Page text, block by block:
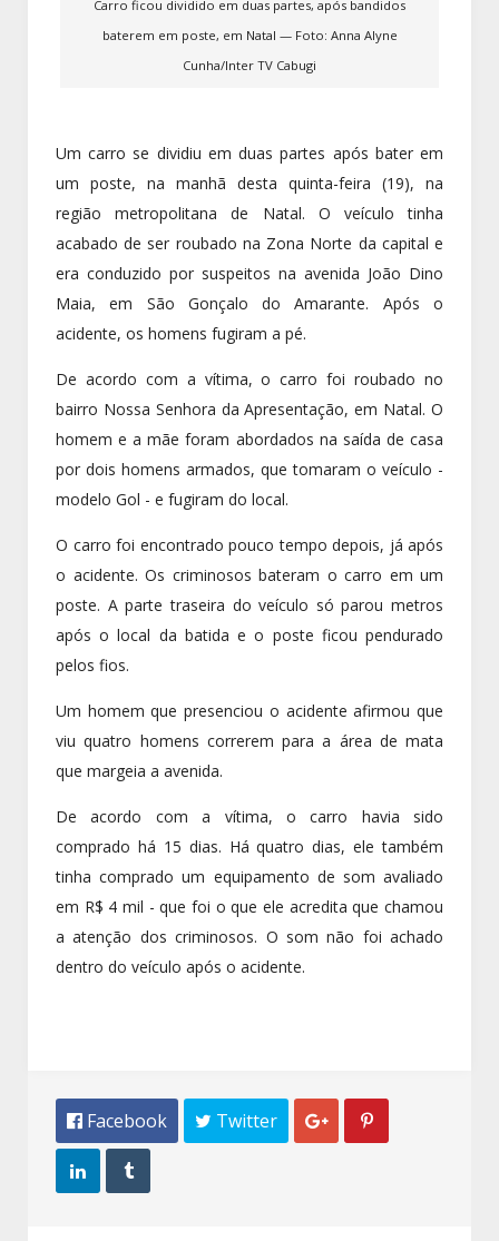
Carro ficou dividido em duas partes, após bandidos
baterem em poste, em Natal — Foto: Anna Alyne
Cunha/Inter TV Cabugi
Um carro se dividiu em duas partes após bater em
um poste, na manhã desta quinta-feira (19), na
região metropolitana de Natal. O veículo tinha
acabado de ser roubado na Zona Norte da capital e
era conduzido por suspeitos na avenida João Dino
Maia, em São Gonçalo do Amarante. Após o
acidente, os homens fugiram a pé.
De acordo com a vítima, o carro foi roubado no
bairro Nossa Senhora da Apresentação, em Natal. O
homem e a mãe foram abordados na saída de casa
por dois homens armados, que tomaram o veículo -
modelo Gol - e fugiram do local.
O carro foi encontrado pouco tempo depois, já após
o acidente. Os criminosos bateram o carro em um
poste. A parte traseira do veículo só parou metros
após o local da batida e o poste ficou pendurado
pelos fios.
Um homem que presenciou o acidente afirmou que
viu quatro homens correrem para a área de mata
que margeia a avenida.
De acordo com a vítima, o carro havia sido
comprado há 15 dias. Há quatro dias, ele também
tinha comprado um equipamento de som avaliado
em R$ 4 mil - que foi o que ele acredita que chamou
a atenção dos criminosos. O som não foi achado
dentro do veículo após o acidente.
 Facebook  Twitter  
 